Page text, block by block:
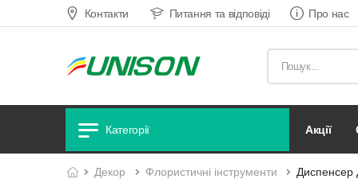
Контакти Питання та відповіді Про нас
Категорії акції
декор флористичні інструменти Диспенсер